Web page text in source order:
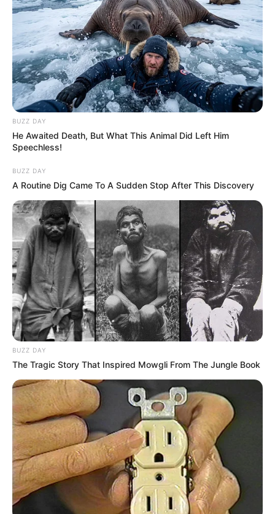
BUZZ DAY
He Awaited Death, But What This Animal Did Left Him
Speechless!
BUZZ DAY
A Routine Dig Came To A Sudden Stop After This Discovery
BUZZ DAY
The Tragic Story That Inspired Mowgli From The Jungle Book